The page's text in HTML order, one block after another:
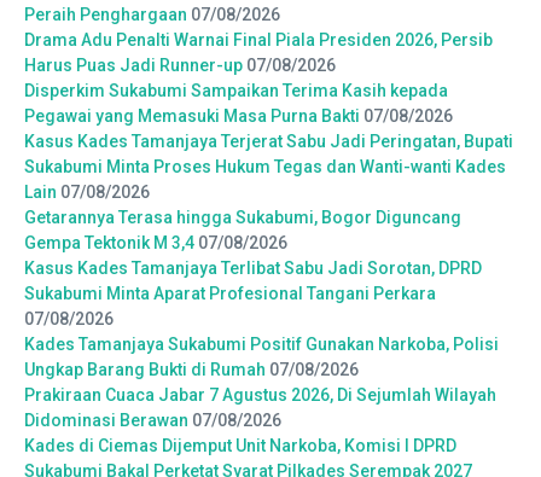
Peraih Penghargaan 07/08/2026
Drama Adu Penalti Warnai Final Piala Presiden 2026, Persib
Harus Puas Jadi Runner-up 07/08/2026
Disperkim Sukabumi Sampaikan Terima Kasih kepada
Pegawai yang Memasuki Masa Purna Bakti 07/08/2026
Kasus Kades Tamanjaya Terjerat Sabu Jadi Peringatan, Bupati
Sukabumi Minta Proses Hukum Tegas dan Wanti-wanti Kades
Lain 07/08/2026
Getarannya Terasa hingga Sukabumi, Bogor Diguncang
Gempa Tektonik M 3,4 07/08/2026
Kasus Kades Tamanjaya Terlibat Sabu Jadi Sorotan, DPRD
Sukabumi Minta Aparat Profesional Tangani Perkara
07/08/2026
Kades Tamanjaya Sukabumi Positif Gunakan Narkoba, Polisi
Ungkap Barang Bukti di Rumah 07/08/2026
Prakiraan Cuaca Jabar 7 Agustus 2026, Di Sejumlah Wilayah
Didominasi Berawan 07/08/2026
Kades di Ciemas Dijemput Unit Narkoba, Komisi I DPRD
Sukabumi Bakal Perketat Syarat Pilkades Serempak 2027